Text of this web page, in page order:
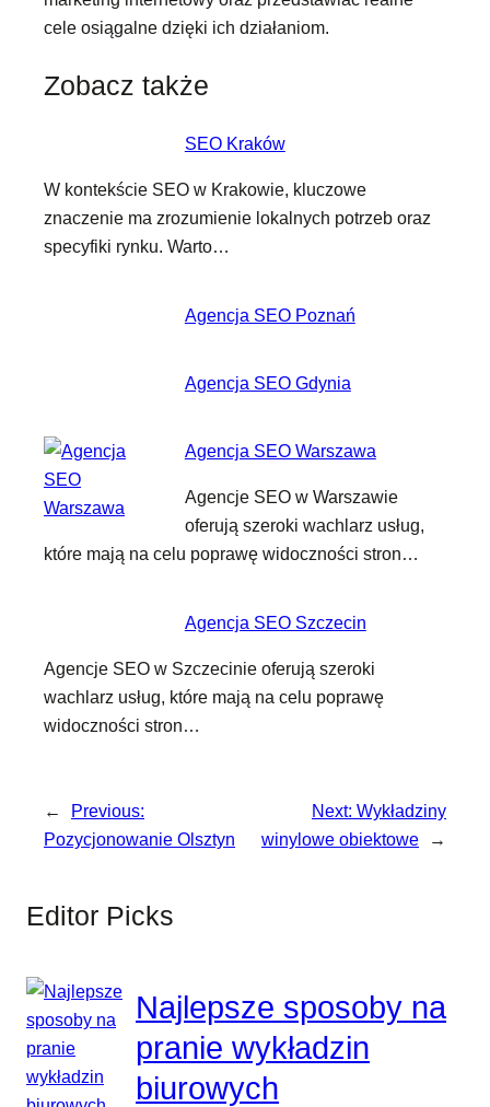
cele osiągalne dzięki ich działaniom.
Zobacz także
SEO Kraków
W kontekście SEO w Krakowie, kluczowe
znaczenie ma zrozumienie lokalnych potrzeb oraz
specyfiki rynku. Warto…
Agencja SEO Poznań
Agencja SEO Gdynia
Agencja SEO Warszawa
Agencje SEO w Warszawie
oferują szeroki wachlarz usług,
które mają na celu poprawę widoczności stron…
Agencja SEO Szczecin
Agencje SEO w Szczecinie oferują szeroki
wachlarz usług, które mają na celu poprawę
widoczności stron…
←
Previous:
Pozycjonowanie Olsztyn
Next: Wykładziny
winylowe obiektowe
→
Editor Picks
Najlepsze sposoby na
pranie wykładzin
biurowych